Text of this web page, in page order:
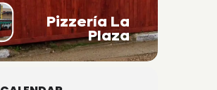
Pizzería La
Plaza